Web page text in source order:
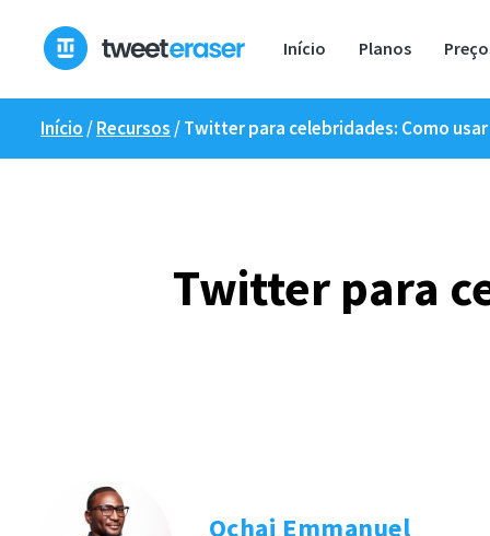
conteúdo
Início Planos
Início /Recursos /Twitter para celebridades: Como
Twitter para
Ochai Emmanuel